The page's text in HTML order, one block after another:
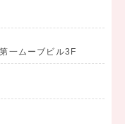
一ムーブビル3F